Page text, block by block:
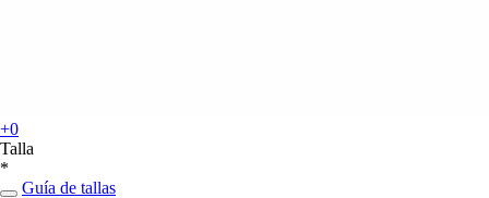
+0
Talla
*
Guía de tallas